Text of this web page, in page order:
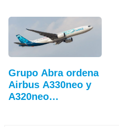
Grupo Abra ordena
Airbus A330neo y
A320neo